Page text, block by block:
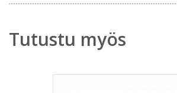
Tutustu myös